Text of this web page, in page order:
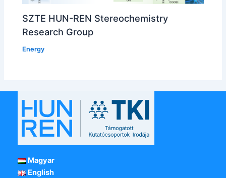
SZTE HUN-REN Stereochemistry
Research Group
Energy
Magyar
English